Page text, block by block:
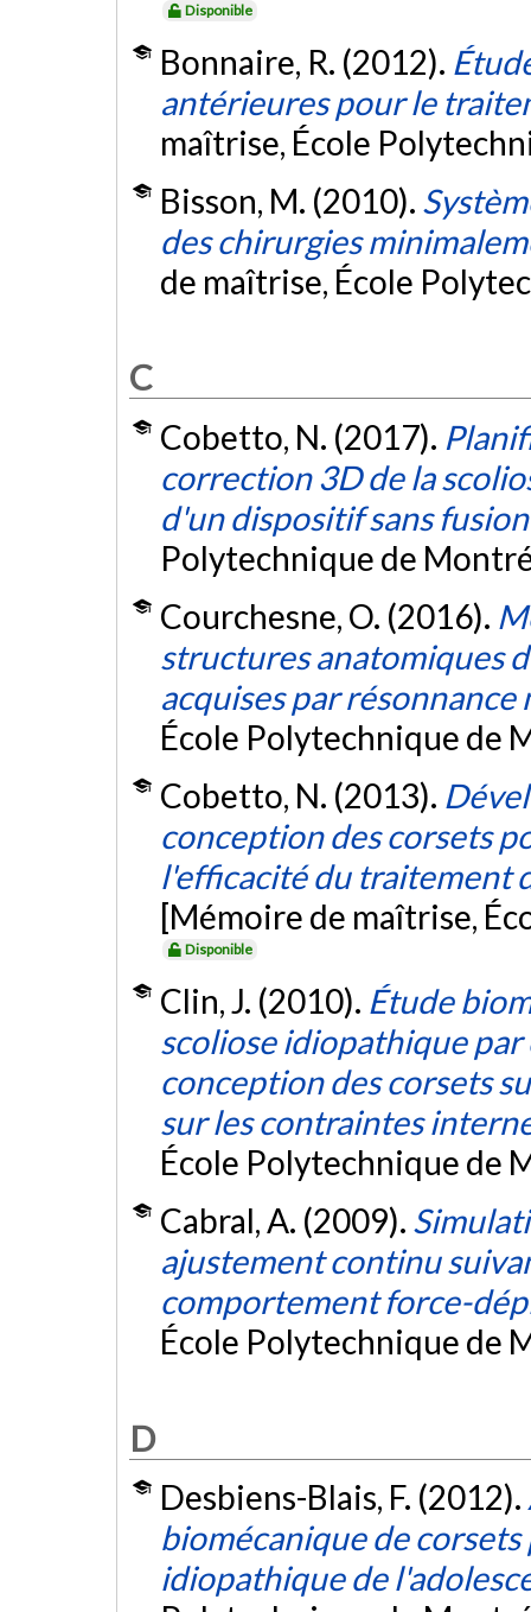
Disponible
Bonnaire, R. (2012).
antérieures pour le
maîtrise, École
Bisson, M. (2010).
des chirurgies
de maîtrise, École
C
Cobetto, N. (2017).
correction 3D de la
d'un dispositif sans
Polytechnique de
Courchesne, O. (2016).
structures anatomiques
acquises par résonnance
École Polytechnique de
Cobetto, N. (2013).
conception des corsets
l'efficacité du traitement
[Mémoire de maîtrise,
Disponible
Clin, J. (2010). Étude
scoliose idiopathique
conception des corsets
sur les contraintes
École Polytechnique de
Cabral, A. (2009).
ajustement continu
comportement force-
École Polytechnique de
D
Desbiens-Blais, F. (2012).
biomécanique de
idiopathique de